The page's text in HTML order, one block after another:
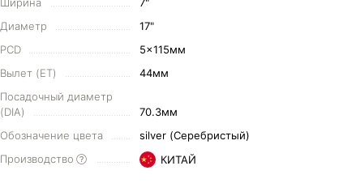
Диаметр
17"
PCD
5x115мм
Вылет (ET)
44мм
Посадочный диаметр
(DIA)
70.3мм
Обозначение цвета
silver (Серебристый)
Производство
КИТАЙ